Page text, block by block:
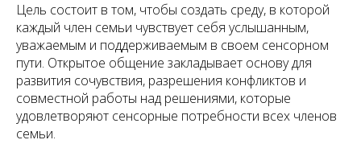
Цель состоит в том, чтобы создать среду, в которой
каждый член семьи чувствует себя услышанным,
уважаемым и поддерживаемым в своем сенсорном
пути. Открытое общение закладывает основу для
развития сочувствия, разрешения конфликтов и
совместной работы над решениями, которые
удовлетворяют сенсорные потребности всех членов
семьи.